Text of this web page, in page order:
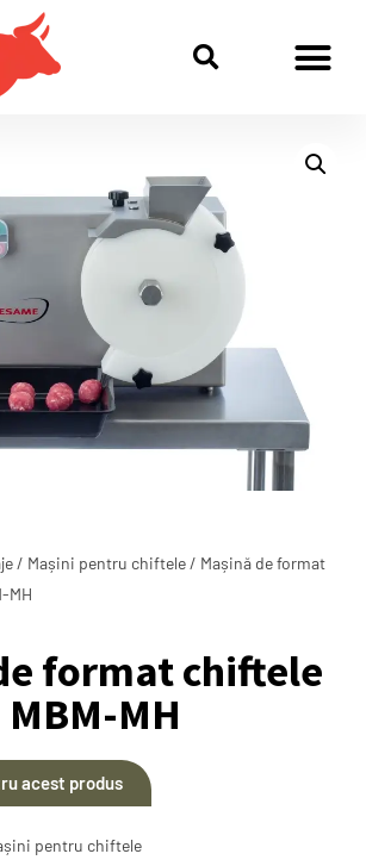
/ Mașini pentru chiftele / Mașină de format
MH
format chiftele
MBM-MH
acest produs
pentru chiftele